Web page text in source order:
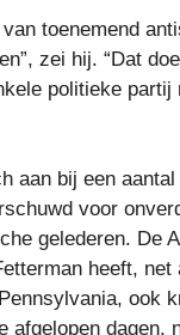
toenemend
zei hij. “Dat
politieke partij
aan bij een aantal
voor
gelederen. De
heeft, net
ook
afgelopen dagen,